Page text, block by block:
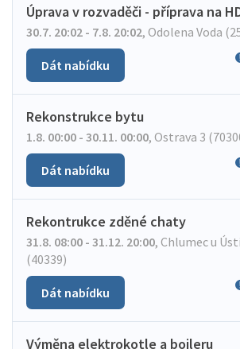
Úprava v rozvaděči - příprava na
30.7. 20:02 - 7.8. 20:02, Odolena Voda
Dát nabídku
Rekonstrukce bytu
1.8. 00:00 - 30.11. 00:00, Ostrava 3
Dát nabídku
Rekontrukce zděné chaty
31.8. 08:00 - 31.12. 20:00, Chlumec u
(40339)
Dát nabídku
Výměna elektrokotle a bojleru